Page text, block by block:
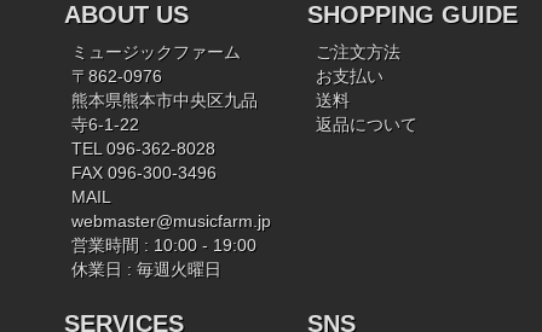
ABOUT US
ミュージックファーム
〒862-0976
熊本県熊本市中央区九品
寺6-1-22
TEL 096-362-8028
FAX 096-300-3496
MAIL
webmaster@musicfarm.jp
営業時間 : 10:00 - 19:00
休業日 : 毎週火曜日
SHOPPING GUIDE
ご注文方法
お支払い
送料
返品について
SERVICES SNS